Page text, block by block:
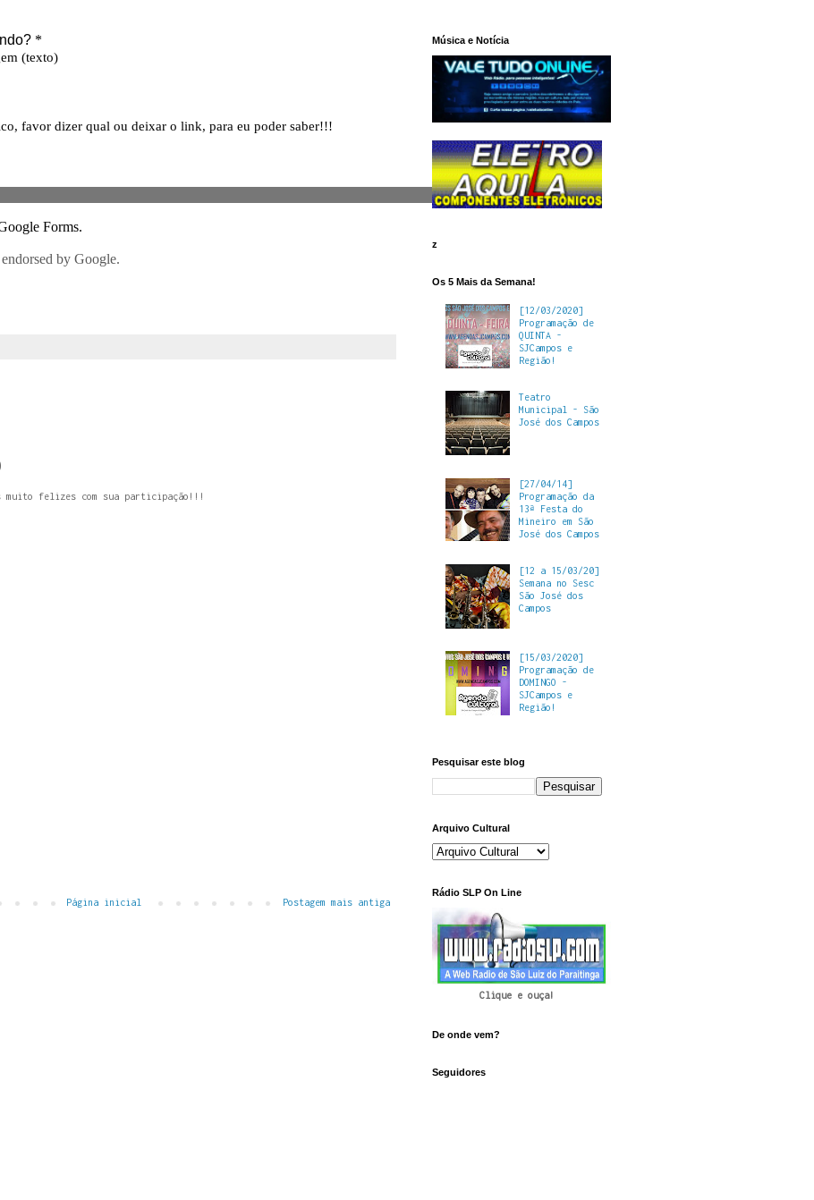
muito felizes com sua participação!!!
Postagem mais antiga
Página inicial
Música e Notícia
z
Os 5 Mais da Semana!
[12/03/2020]
Programação de
QUINTA -
SJCampos e
Região!
Teatro
Municipal - São
José dos Campos
[27/04/14]
Programação da
13ª Festa do
Mineiro em São
José dos Campos
[12 a 15/03/20]
Semana no Sesc
São José dos
Campos
[15/03/2020]
Programação de
DOMINGO -
SJCampos e
Região!
Pesquisar este blog
Arquivo Cultural
Rádio SLP On Line
Clique e ouça!
De onde vem?
Seguidores